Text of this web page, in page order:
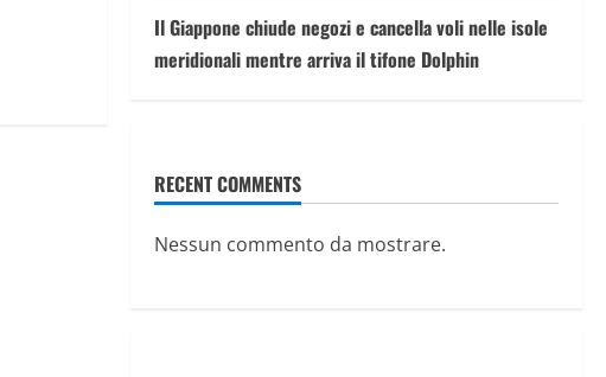
Il Giappone chiude negozi e cancella voli nelle isole
meridionali mentre arriva il tifone Dolphin
RECENT COMMENTS
Nessun commento da mostrare.